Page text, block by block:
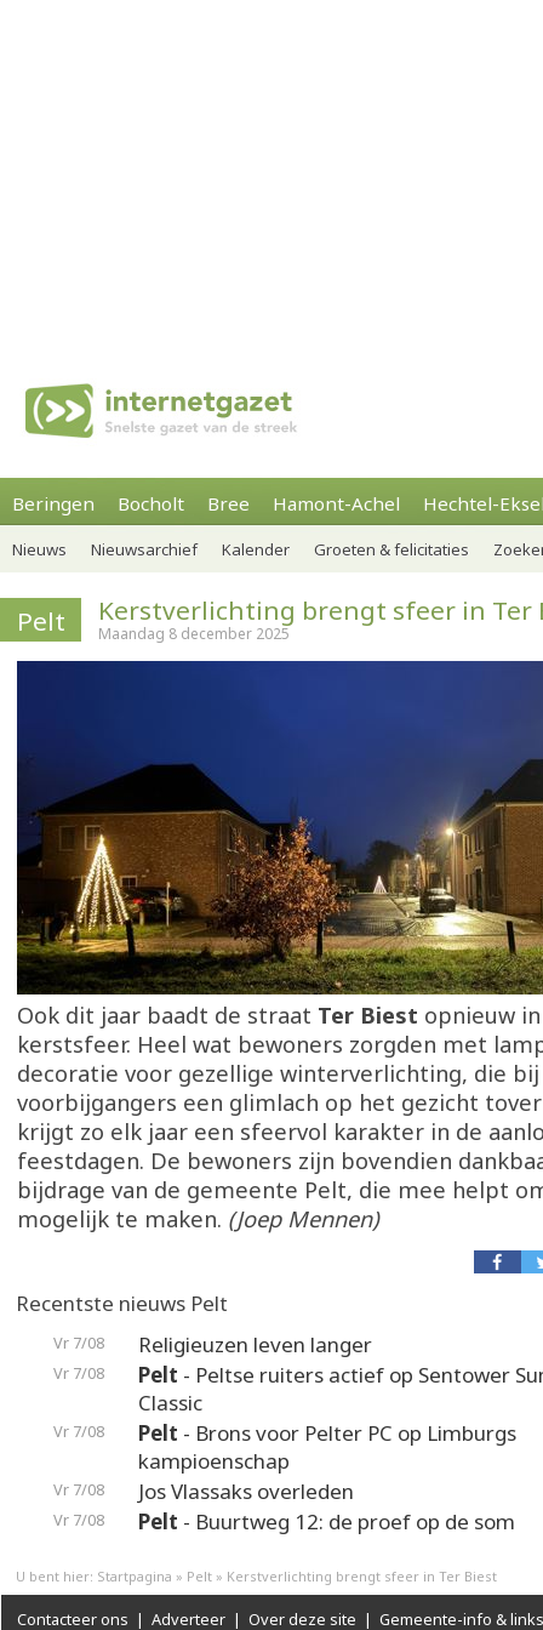
Beringen Bocholt Bree Hamont-Achel Hechtel-
Nieuws Nieuwsarchief Kalender Groeten & felicitaties
Pelt Kerstverlichting brengt sfeer in Ter
Maandag 8 december 2025
Ook dit jaar baadt de straat Ter Biest opnieuw
kerstsfeer. Heel wat bewoners zorgden met
decoratie voor gezellige winterverlichting, die
voorbijgangers een glimlach op het gezicht
krijgt zo elk jaar een sfeervol karakter in de
feestdagen. De bewoners zijn bovendien
bijdrage van de gemeente Pelt, die mee helpt
mogelijk te maken. (Joep Mennen)
Recentste nieuws Pelt
Vr 7/08 Religieuzen leven langer
Vr 7/08 Pelt - Peltse ruiters actief op Sentower
Classic
Vr 7/08 Pelt - Brons voor Pelter PC op Limburgs
kampioenschap
Vr 7/08 Jos Vlassaks overleden
Vr 7/08 Pelt - Buurtweg 12: de proef op de som
U bent hier: Startpagina » Pelt » Kerstverlichting brengt sfeer in Ter Biest
Contacteer ons | Adverteer | Over deze site | Gemeente-info & links